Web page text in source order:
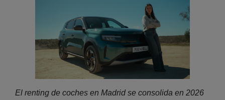
El renting de coches en Madrid se consolida en 2026